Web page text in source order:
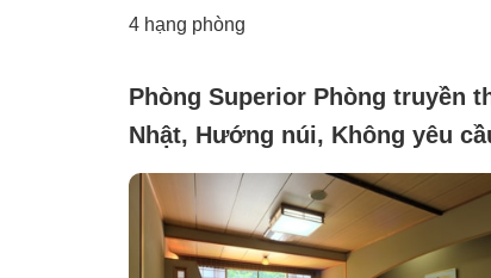
4 hạng phòng
Phòng Superior Phòng truyền
Nhật, Hướng núi, Không yêu
(Japanese-style 10 tatami
bath) or Japanese-style 12
room (without bath))